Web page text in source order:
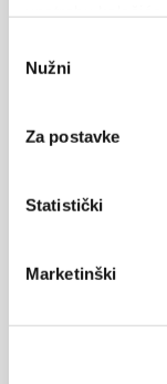
pristanka
Nužni
Za postavke
Statistički
Marketinški
ODESLAT